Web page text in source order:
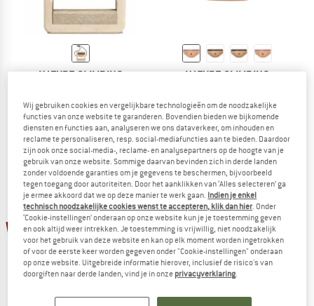
NATURE CLIMBING
Trainingsgreep
€ 68,95€ 51,71
5,0(1)
NATURE CLIMBING
Klimgreep
€ 168,95vanaf € 101,37
5,0(1)
-10% -10%
Wij gebruiken cookies en vergelijkbare technologieën om de noodzakelijke
functies van onze website te garanderen. Bovendien bieden we bijkomende
diensten en functies aan, analyseren we ons dataverkeer, om inhouden en
reclame te personaliseren, resp. social-mediafuncties aan te bieden. Daardoor
zijn ook onze social-media-, reclame- en analysepartners op de hoogte van je
gebruik van onze website. Sommige daarvan bevinden zich in derde landen
zonder voldoende garanties om je gegevens te beschermen, bijvoorbeeld
tegen toegang door autoriteiten. Door het aanklikken van ‘Alles selecteren’ ga
je ermee akkoord dat we op deze manier te werk gaan. Indien je enkel
technisch noodzakelijke cookies wenst te accepteren, klik dan hier. Onder
‘Cookie-instellingen’ onderaan op onze website kun je je toestemming geven
en ook altijd weer intrekken. Je toestemming is vrijwillig, niet noodzakelijk
voor het gebruik van deze website en kan op elk moment worden ingetrokken
of voor de eerste keer worden gegeven onder "Cookie-instellingen" onderaan
op onze website. Uitgebreide informatie hierover, inclusief de risico's van
doorgiften naar derde landen, vind je in onze privacyverklaring.